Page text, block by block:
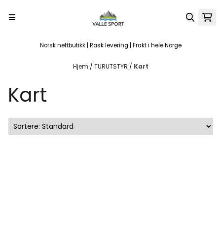
Norsk nettbutikk | Rask levering | Frakt i hele Norge
Hjem / TURUTSTYR / Kart
Kart